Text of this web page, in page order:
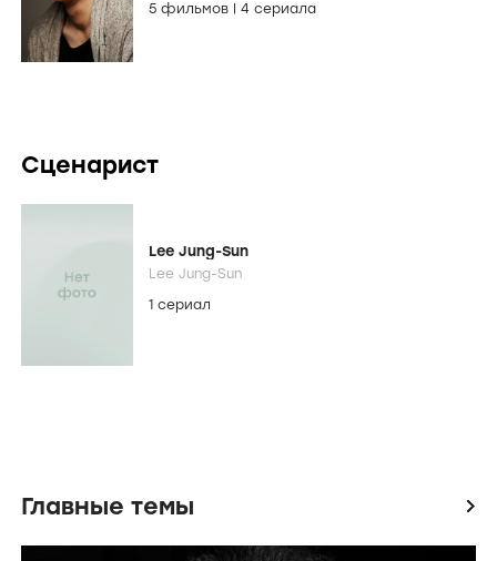
5 фильмов
4 сериала
Сценарист
Lee Jung-Sun
Lee Jung-Sun
1 сериал
Главные темы icon